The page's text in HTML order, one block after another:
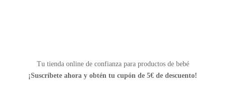
Tu tienda online de confianza para productos de bebé
¡Suscríbete ahora yobtén tu cupón de 5€ de descuento!